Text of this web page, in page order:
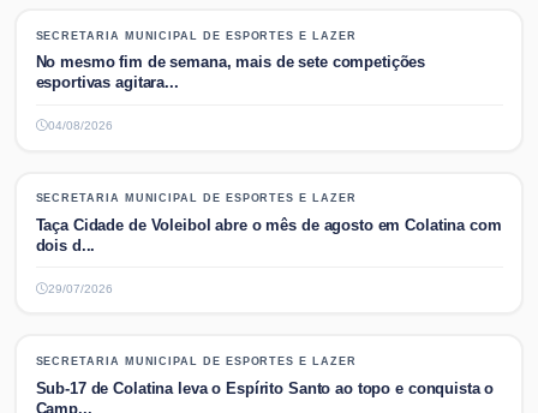
SECRETARIA MUNICIPAL DE ESPORTES E LAZER
SECRETARIA MUNICIPAL DE ESPORTES E LAZER
No mesmo fim de semana, mais de sete competições
esportivas agitara...
04/08/2026
SECRETARIA MUNICIPAL DE ESPORTES E LAZER
SECRETARIA MUNICIPAL DE ESPORTES E LAZER
Taça Cidade de Voleibol abre o mês de agosto em Colatina com
dois d...
29/07/2026
SECRETARIA MUNICIPAL DE ESPORTES E LAZER
SECRETARIA MUNICIPAL DE ESPORTES E LAZER
Sub-17 de Colatina leva o Espírito Santo ao topo e conquista o
Camp...